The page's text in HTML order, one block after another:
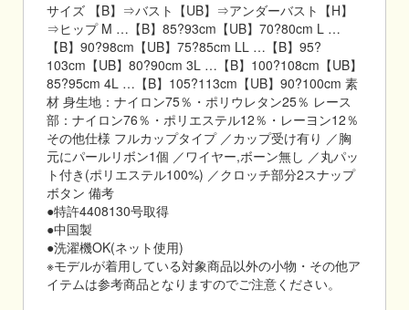
サイズ 【B】⇒バスト【UB】⇒アンダーバスト【H】
⇒ヒップ M …【B】85?93cm【UB】70?80cm L …
【B】90?98cm【UB】75?85cm LL …【B】95?
103cm【UB】80?90cm 3L …【B】100?108cm【UB】
85?95cm 4L …【B】105?113cm【UB】90?100cm 素
材 身生地：ナイロン75％・ポリウレタン25％ レース
部：ナイロン76％・ポリエステル12％・レーヨン12％
その他仕様 フルカップタイプ ／カップ受け有り ／胸
元にパールリボン1個 ／ワイヤー,ボーン無し ／丸パッ
ト付き(ポリエステル100%) ／クロッチ部分2スナップ
ボタン 備考
●特許4408130号取得
●中国製
●洗濯機OK(ネット使用)
※モデルが着用している対象商品以外の小物・その他ア
イテムは参考商品となりますのでご注意ください。